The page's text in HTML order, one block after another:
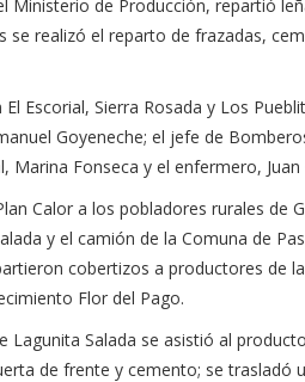
Ministerio de Producción, repartió
se realizó el reparto de frazadas,
Escorial, Sierra Rosada y Los
Goyeneche; el jefe de
Marina Fonseca y el enfermero, Juan
Calor a los pobladores rurales de
y el camión de la Comuna de
cobertizos a productores de
Flor del Pago.
Lagunita Salada se asistió al
de frente y cemento; se trasladó